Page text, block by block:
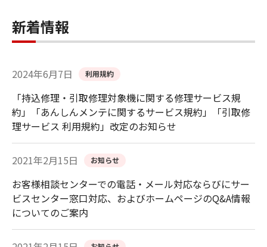
新着情報
2024年6月7日 利用規約
「持込修理・引取修理対象機に関する修理サービス規
約」「あんしんメンテに関するサービス規約」「引取修
理サービス 利用規約」改定のお知らせ
2021年2月15日 お知らせ
お客様相談センターでの電話・メール対応ならびにサー
ビスセンター窓口対応、およびホームページのQ&A情報
についてのご案内